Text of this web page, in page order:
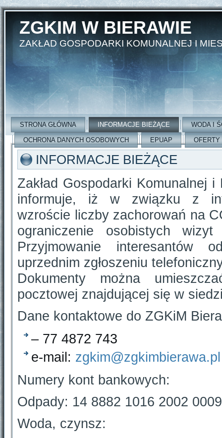
ZGKIM W BIERAWIE
ZAKŁAD GOSPODARKI KOMUNALNEJ I
STRONA GŁÓWNA INFORMACJE BIEŻĄCE WODA I
OCHRONA DANYCH OSOBOWYCH EPUAP OFERTY
INFORMACJE BIEŻĄCE
Zakład Gospodarki Komunalnej
informuje, iż w związku z
wzroście liczby zachorowań na
ograniczenie osobistych
Przyjmowanie interesantów
uprzednim zgłoszeniu
Dokumenty można
pocztowej znajdującej się w
Dane kontaktowe do ZGKiM
– 77 4872 743
e-mail: zgkim@zgkimbierawa.pl
Numery kont bankowych:
Odpady: 14 8882 1016 2002
Woda, czynsz: